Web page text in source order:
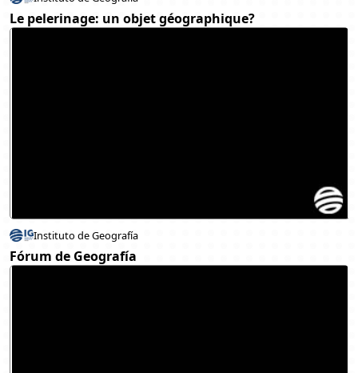
Le pelerinage: un objet géographique?
Instituto de Geografía
Fórum de Geografía